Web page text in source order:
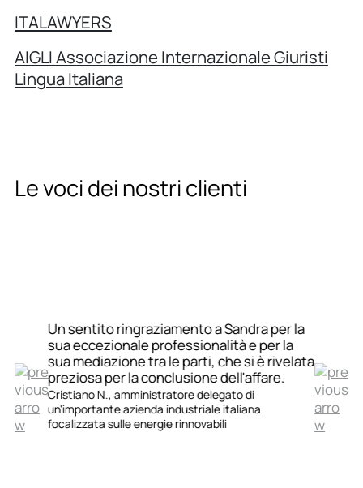
ITALAWYERS
AIGLI Associazione Internazionale Giuristi
Lingua Italiana
Le voci dei nostri clienti
Un sentito ringraziamento a Sandra per la
sua eccezionale professionalità e per la
sua mediazione tra le parti, che si è rivelata
preziosa per la conclusione dell'affare.
Cristiano N., amministratore delegato di
un'importante azienda industriale italiana
focalizzata sulle energie rinnovabili